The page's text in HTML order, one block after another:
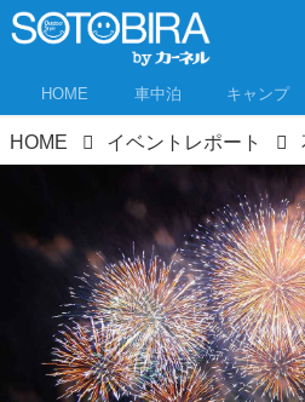
HOME 車中泊 キャンプ
HOME イベントレポート